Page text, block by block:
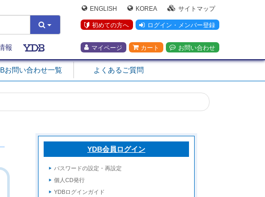
ENGLISH KOREA サイトマップ
初めての方へ ログイン・メンバー登録
マイページ カート お問い合わせ
報
お問い合わせ一覧 よくあるご質問
YDB会員ログイン
パスワードの設定・再設定
個人CD発行
YDBログインガイド